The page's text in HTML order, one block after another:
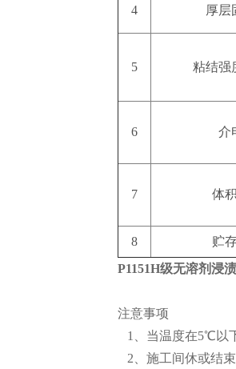
4 厚层
5 粘结强
6 介
7 体
8
贮
P1151H级无溶剂浸
注意事项
1、当温度在5℃以
2、施工间休或结